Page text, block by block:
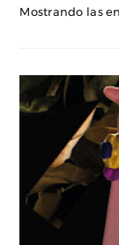
Mostrando las